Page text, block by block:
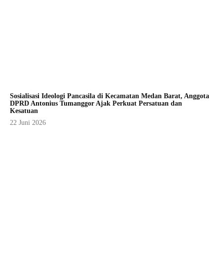
Sosialisasi Ideologi Pancasila di Kecamatan Medan Barat, Anggota
DPRD Antonius Tumanggor Ajak Perkuat Persatuan dan
Kesatuan
22 Juni 2026